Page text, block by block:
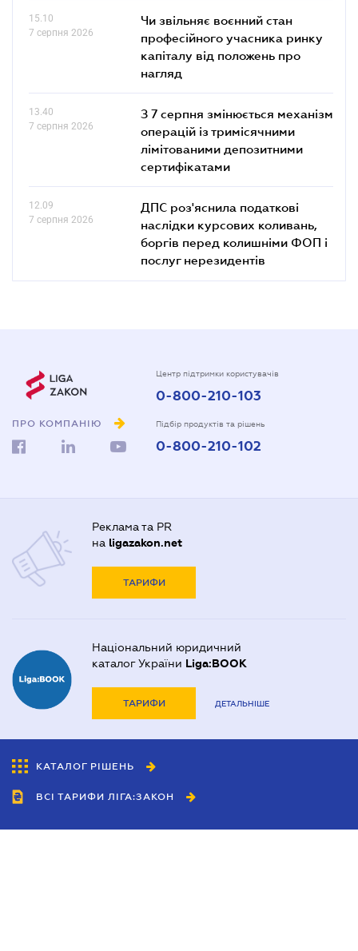
15.10
7 серпня 2026
Чи звільняє воєнний стан
професійного учасника ринку
капіталу від положень про
нагляд
13.40
7 серпня 2026
З 7 серпня змінюється механізм
операцій із тримісячними
лімітованими депозитними
сертифікатами
12.09
7 серпня 2026
ДПС роз'яснила податкові
наслідки курсових коливань,
боргів перед колишніми ФОП і
послуг нерезидентів
ПРО КОМПАНІЮ
Центр підтримки користувачів
0-800-210-103
Підбір продуктів та рішень
0-800-210-102
Реклама та PR
на ligazakon.net
ТАРИФИ
Національний юридичний
каталог України Liga:BOOK
ТАРИФИ ДЕТАЛЬНІШЕ
КАТАЛОГ РІШЕНЬ
ВСІ ТАРИФИ ЛІГА:ЗАКОН